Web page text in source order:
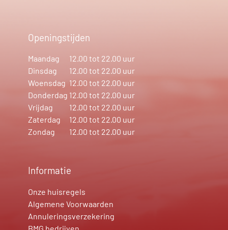
Openingstijden
Maandag
12.00 tot 22.00 uur
Dinsdag
12.00 tot 22.00 uur
Woensdag 12.00 tot 22.00 uur
Donderdag 12.00 tot 22.00 uur
Vrijdag
12.00 tot 22.00 uur
Zaterdag
12.00 tot 22.00 uur
Zondag
12.00 tot 22.00 uur
Informatie
Onze huisregels
Algemene Voorwaarden
Annuleringsverzekering
BMG bedrijven